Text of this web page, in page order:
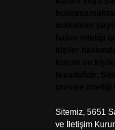
Sitemiz, 5651
ve İletişim